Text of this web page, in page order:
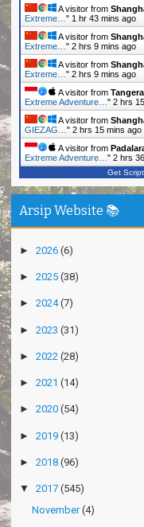
A visitor from
Extreme… " 1 hr 43 mins ago
A visitor from
Extreme… " 2 hrs 9 mins ago
A visitor from
Extreme… " 2 hrs 9 mins ago
A visitor from
Extreme Adventure… " 2 hrs
A visitor from
GIEZAG… " 2 hrs 15 mins ago
A visitor from
Extreme Adventure… " 2 hrs
Get Script
Arsip Website 📚
► 2026 (6)
► 2025 (38)
► 2024(7)
► 2023 (31)
► 2022 (28)
► 2021 (14)
► 2020 (54)
► 2019 (13)
► 2018 (96)
▼ 2017 (545)
November(4)